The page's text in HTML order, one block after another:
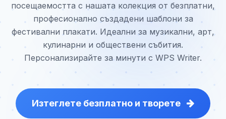
посещаемостта с нашата колекция от безплатни,
професионално създадени шаблони за
фестивални плакати. Идеални за музикални, арт,
кулинарни и обществени събития.
Персонализирайте за минути с WPS Writer.
Изтеглете безплатно и творете